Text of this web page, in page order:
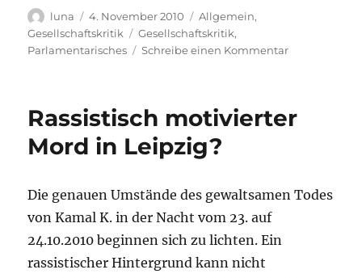
Autor
luna
Veröffentlicht
am
4. November 2010 Kategorien
Allgemein,
Gesellschaftskritik
Schlagwörter
Gesellschaftskritik,
Parlamentarisches
Schreibe einen Kommentarzu
der
Rassistisch motivierter
Mord in Leipzig?
Die genauen Umstände des gewaltsamen Todes
von Kamal K. in der Nacht vom 23. auf
24.10.2010 beginnen sich zu lichten. Ein
rassistischer Hintergrund kann nicht